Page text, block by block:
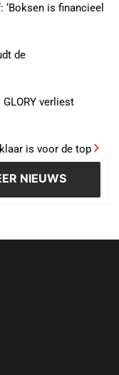
‘Boksen is financieel
de
verliest
is voor de top
NIEUWS